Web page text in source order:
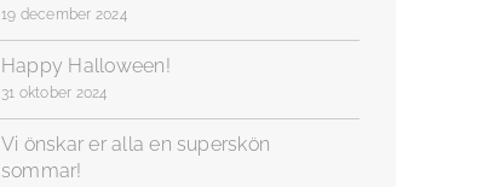
19 december 2024
Happy Halloween!
31 oktober 2024
Vi önskar er alla en superskön
sommar!